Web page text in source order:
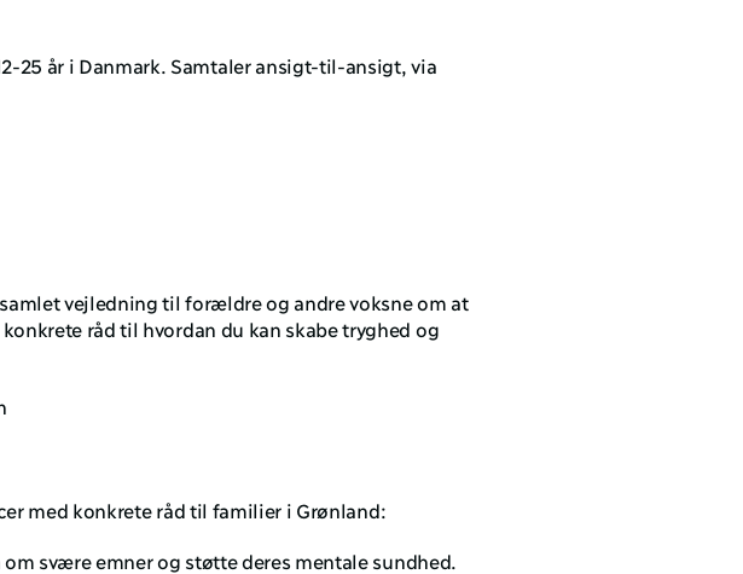
25 år i Danmark. Samtaler ansigt-til-ansigt, via
vejledning til forældre og andre voksne om at
råd til hvordan du kan skabe tryghed og
med konkrete råd til familier i Grønland:
svære emner og støtte deres mentale sundhed.